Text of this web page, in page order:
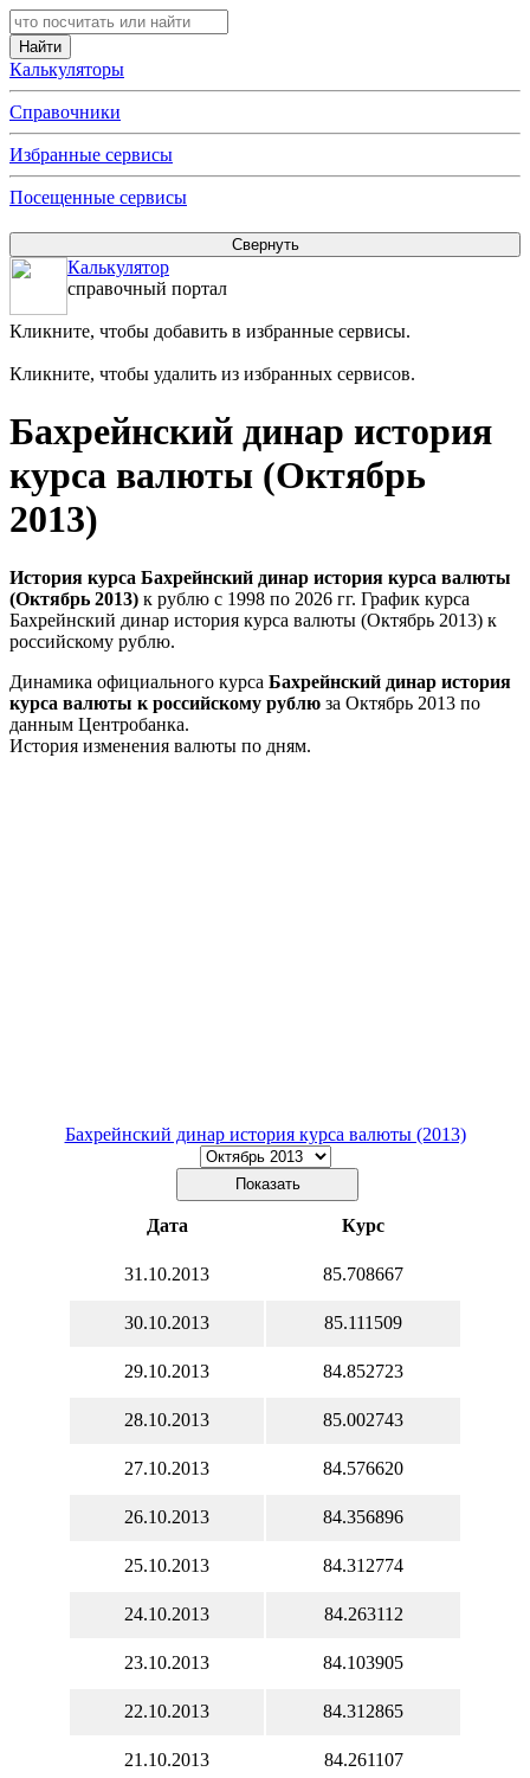
Калькуляторы
Справочники
Избранные сервисы
Посещенные сервисы
Калькулятор
справочный портал
Кликните, чтобы добавить в избранные сервисы.
Кликните, чтобы удалить из избранных сервисов.
Бахрейнский динар история
курса валюты (Октябрь
2013)
История курса Бахрейнский динар история курса валюты
(Октябрь 2013) к рублю с 1998 по 2026 гг. График курса
Бахрейнский динар история курса валюты (Октябрь 2013) к
российскому рублю.
Динамика официального курса Бахрейнский динар история
курса валюты к российскому рублю за Октябрь 2013 по
данным Центробанка.
История изменения валюты по дням.
Бахрейнский динар история курса валюты (2013)
Дата Курс
31.10.2013 85.708667
30.10.2013 85.111509
29.10.2013 84.852723
28.10.2013 85.002743
27.10.2013 84.576620
26.10.2013 84.356896
25.10.2013 84.312774
24.10.2013 84.263112
23.10.2013 84.103905
22.10.2013 84.312865
21.10.2013 84.261107